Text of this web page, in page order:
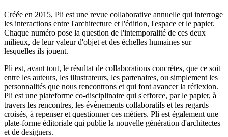
Créée en 2015, Pli est une revue collaborative annuelle qui interroge
les interactions entre l'architecture et l'édition, l'espace et le papier.
Chaque numéro pose la question de l'intemporalité de ces deux
milieux, de leur valeur d'objet et des échelles humaines sur
lesquelles ils jouent.
Pli est, avant tout, le résultat de collaborations concrètes, que ce soit
entre les auteurs, les illustrateurs, les partenaires, ou simplement les
personnalités que nous rencontrons et qui font avancer la réflexion.
Pli est une plateforme co-disciplinaire qui s'efforce, par le papier, à
travers les rencontres, les évènements collaboratifs et les regards
croisés, à repenser et questionner ces métiers. Pli est également une
plate-forme éditoriale qui publie la nouvelle génération d'architectes
et de designers.